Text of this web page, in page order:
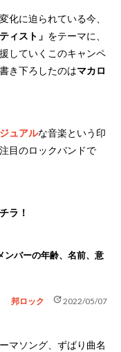
化に迫られている今、
ィスト」 をテーマに、
していくこのキャンペ
き下ろしたのはマカロ
ュアルな音楽という印
目のロックバンドで
ラ！
ンバーの年齢、名前、意
邦ロック update2022/05/07
マソング、ずばり曲名